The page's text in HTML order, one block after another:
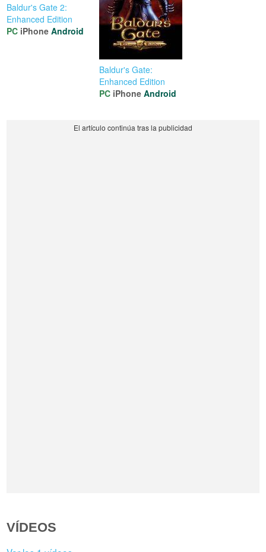
Baldur's Gate 2:
Enhanced Edition
PC iPhone Android
Baldur's Gate:
Enhanced Edition
PC iPhone Android
VÍDEOS